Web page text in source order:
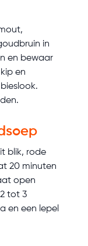
in
en bewaar
en
blik, rode
20 minuten
open
tot 3
en een lepel